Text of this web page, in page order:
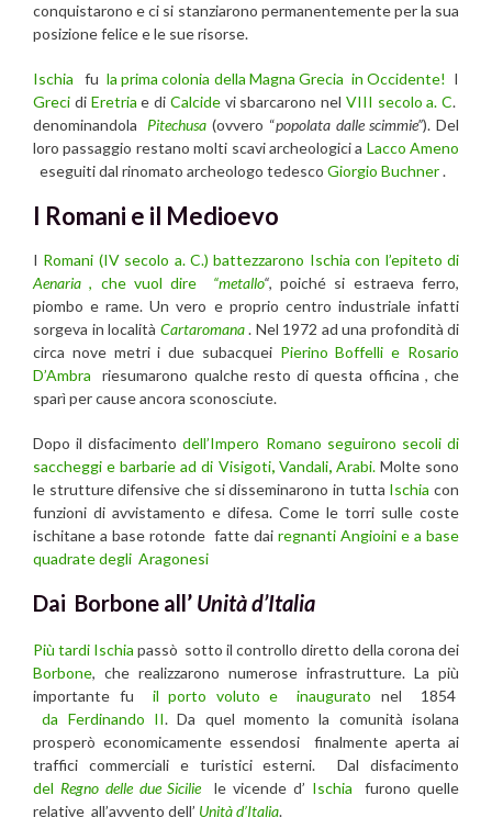
conquistarono e ci si stanziarono permanentemente per la sua
posizione felice e le sue risorse.
Ischia fu la prima colonia della Magna Grecia in Occidente! I
Greci di Eretria e di Calcidevi sbarcarono nel VIII secolo a. C.
denominandola
Pitechusa(ovvero “popolata dalle scimmie”). Del
loro passaggio restano molti scavi archeologici a Lacco Ameno
eseguiti dal rinomato archeologo tedesco Giorgio Buchner.
I Romani e il Medioevo
I Romani (IV secolo a. C.) battezzarono Ischia con l’epiteto di
Aenaria , che vuol dire “metallo“, poiché si estraeva ferro,
piombo e rame. Un vero e proprio centro industriale infatti
sorgeva in località Cartaromana. Nel 1972 ad una profondità di
circa nove metri i due subacquei Pierino Boffelli e Rosario
D’Ambra riesumarono qualche resto di questa officina , che
sparì per cause ancora sconosciute.
Dopo il disfacimentodell’Impero Romano seguirono secoli di
saccheggi e barbarie ad di Visigoti, Vandali, Arabi.Molte sono
le strutture difensive che si disseminarono in tutta Ischia con
funzioni di avvistamento e difesa. Come le torri sulle coste
ischitane a base rotonde fatte dai regnanti Angioini e a base
quadrate degli Aragonesi
Dai Borbone all’ Unità d’Italia
Più tardi Ischia passò sotto il controllo diretto della corona dei
Borbone, che realizzarono numerose infrastrutture. La più
importante fu
il porto voluto e inaugurato nel 1854
da Ferdinando II. Da quel momento la comunità isolana
prosperò economicamente essendosi finalmente aperta ai
traffici commerciali e turistici esterni. Dal disfacimento
del Regno delle due Sicilie le vicende d’ Ischia furono quelle
relative all’avvento dell’ Unità d’Italia.